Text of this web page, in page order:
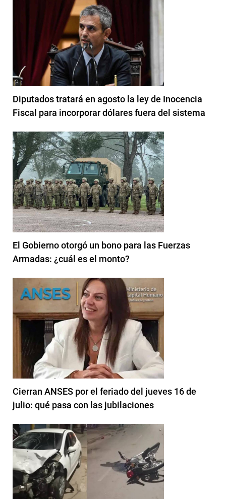
Diputados tratará en agosto la ley de Inocencia
Fiscal para incorporar dólares fuera del sistema
El Gobierno otorgó un bono para las Fuerzas
Armadas: ¿cuál es el monto?
Cierran ANSES por el feriado del jueves 16 de
julio: qué pasa con las jubilaciones